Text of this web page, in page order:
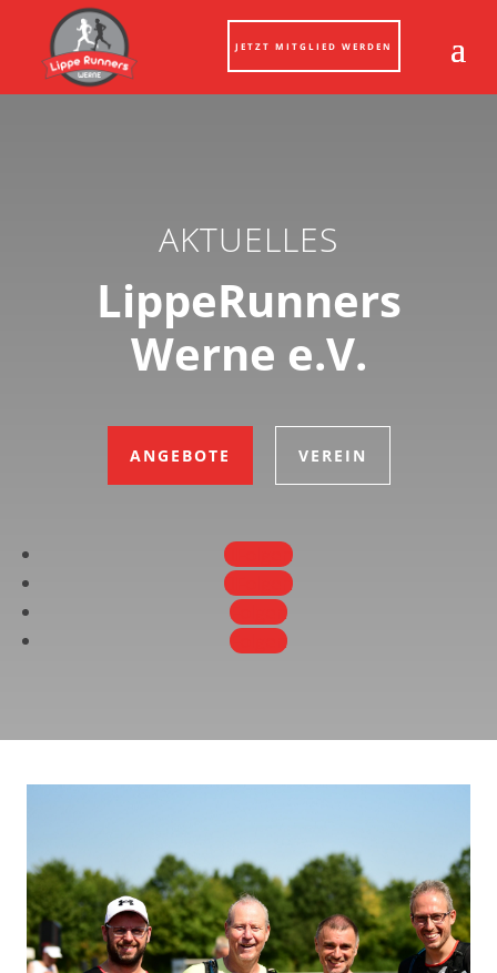
JETZT MITGLIED WERDEN
AKTUELLES
LippeRunners
Werne e.V.
ANGEBOTE VEREIN
Folgen
Folgen
Folgen
Folgen